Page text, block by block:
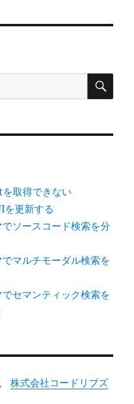
検
取得できない
更新する
ソースコード検索を分
マルチモーダル検索を
セマンティック検索を
株式会社コードリブズ